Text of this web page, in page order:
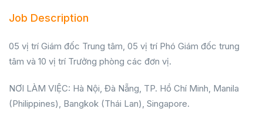
Job Description
05 vị trí Giám đốc Trung tâm, 05 vị trí Phó Giám đốc trung
tâm và 10 vị trí Trưởng phòng các đơn vị.
NƠI LÀM VIỆC: Hà Nội, Đà Nẵng, TP. Hồ Chí Minh, Manila
(Philippines), Bangkok (Thái Lan), Singapore.